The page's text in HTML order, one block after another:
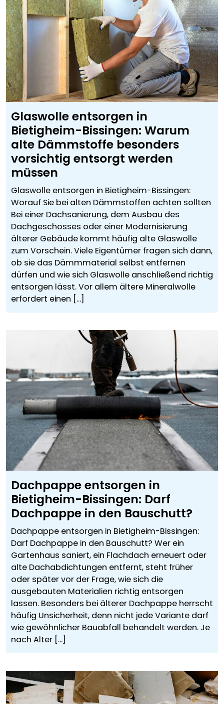
Glaswolle entsorgen in
Bietigheim-Bissingen: Warum
alte Dämmstoffe besonders
vorsichtig entsorgt werden
müssen
Glaswolle entsorgen in Bietigheim-Bissingen:
Worauf Sie bei alten Dämmstoffen achten sollten
Bei einer Dachsanierung, dem Ausbau des
Dachgeschosses oder einer Modernisierung
älterer Gebäude kommt häufig alte Glaswolle
zum Vorschein. Viele Eigentümer fragen sich dann,
ob sie das Dämmmaterial selbst entfernen
dürfen und wie sich Glaswolle anschließend richtig
entsorgen lässt. Vor allem ältere Mineralwolle
erfordert einen [...]
Dachpappe entsorgen in
Bietigheim-Bissingen: Darf
Dachpappe in den Bauschutt?
Dachpappe entsorgen in Bietigheim-Bissingen:
Darf Dachpappe in den Bauschutt? Wer ein
Gartenhaus saniert, ein Flachdach erneuert oder
alte Dachabdichtungen entfernt, steht früher
oder später vor der Frage, wie sich die
ausgebauten Materialien richtig entsorgen
lassen. Besonders bei älterer Dachpappe herrscht
häufig Unsicherheit, denn nicht jede Variante darf
wie gewöhnlicher Bauabfall behandelt werden. Je
nach Alter [...]